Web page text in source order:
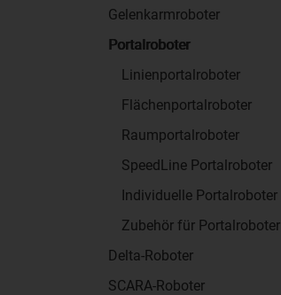
Gelenkarmroboter
Portalroboter
Linienportalroboter
Flächenportalroboter
Raumportalroboter
SpeedLine Portalroboter
Individuelle Portalroboter
Zubehör für Portalroboter
Delta-Roboter
SCARA-Roboter